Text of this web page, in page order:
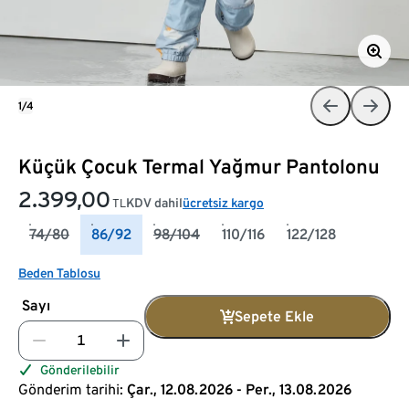
Küçük Çocuk Termal Yağmur Pantolonu
2.399,00 TL KDV dahilücretsiz kargo
74/80 86/92 98/104 110/116 122/128
Beden Tablosu
Sayı
Sepete Ekle
Gönderilebilir
Gönderim tarihi: Çar., 12.08.2026 - Per., 13.08.2026
1/4